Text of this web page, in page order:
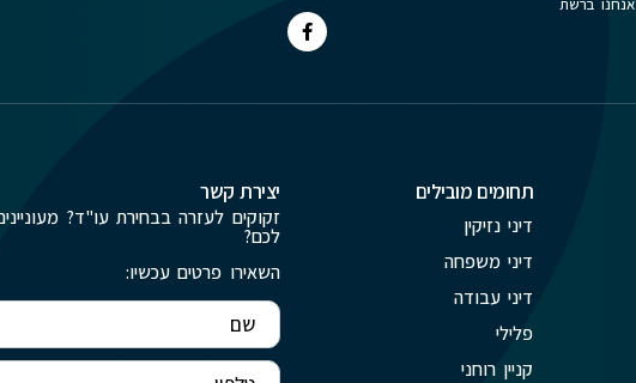
אנחנו ברשת
תחומים מובילים
דיני נזיקין
דיני משפחה
דיני עבודה
פלילי
קניין רוחני
יצירת קשר
זקוקים לעזרה בבחירת עו"ד?
לכם?
השאירו פרטים עכשיו: